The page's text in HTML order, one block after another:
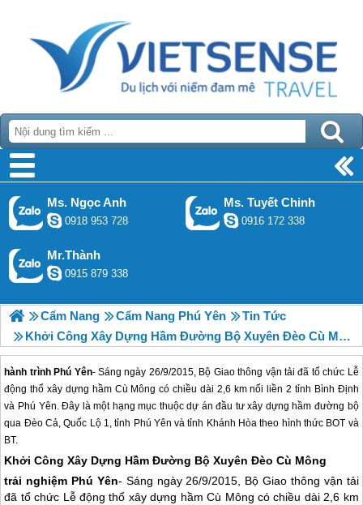
Ms. Ngọc Anh
0918 953 728
Ms. Tuyết Chinh
0916 172 338
Mr.Thành
0915 879 338
Cẩm Nang Cẩm Nang Phú Yên
Tin Tức
Khởi Công Xây Dựng Hầm Đường Bộ Xuyên Đèo Cù Mông
hành trình Phú Yên- Sáng ngày 26/9/2015, Bộ Giao thông vận tải đã tổ chức Lễ
động thổ xây dựng hầm Cù Mông có chiều dài 2,6 km nối liền 2 tỉnh Bình Định
và Phú Yên. Đây là một hạng mục thuộc dự án đầu tư xây dựng hầm đường bộ
qua Đèo Cả, Quốc Lộ 1, tỉnh Phú Yên và tỉnh Khánh Hòa theo hình thức BOT và
BT.
Khởi Công Xây Dựng Hầm Đường Bộ Xuyên Đèo Cù Mông
trải nghiệm Phú Yên- Sáng ngày 26/9/2015, Bộ Giao thông vận tải
đã tổ chức Lễ động thổ xây dựng hầm Cù Mông có chiều dài 2,6 km